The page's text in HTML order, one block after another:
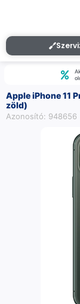
Apple iPhone 11
zöld)
Azonosító: 948656